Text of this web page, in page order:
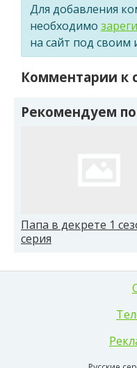
Для добавления
необходимо
на сайт под своим
Комментарии к
Рекомендуем
Папа в декрете 1
серия